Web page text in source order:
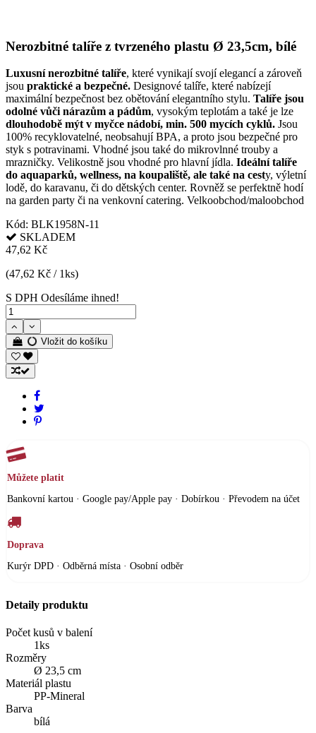
Nerozbitné talíře z tvrzeného plastu Ø 23,5cm, bílé
Luxusní nerozbitné talíře, které vynikají svojí elegancí a zároveň
jsou praktické a bezpečné. Designové talíře, které nabízejí
maximální bezpečnost bez obětování elegantního stylu. Talíře jsou
odolné vůči nárazům a pádům, vysokým teplotám a také je lze
dlouhodobě mýt v myčce nádobí, min. 500 mycích cyklů. Jsou
100% recyklovatelné, neobsahují BPA, a proto jsou bezpečné pro
styk s potravinami. Vhodné jsou také do mikrovlnné trouby a
mrazničky. Velikostně jsou vhodné pro hlavní jídla. Ideální talíře
do aquaparků, wellness, na koupaliště, ale také na cesty, výletní
lodě, do karavanu, či do dětských center. Rovněž se perfektně hodí
na garden party či na venkovní catering. Velkoobchod/maloobchod
Kód: BLK1958N-11
SKLADEM
47,62 Kč
(47,62 Kč / 1ks)
S DPH Odesíláme ihned!
Vložit do košíku
Můžete platit
Bankovní kartou · Google pay/Apple pay · Dobírkou · Převodem na účet
Doprava
Kurýr DPD · Odběrná místa · Osobní odběr
Detaily produktu
Počet kusů v balení
1ks
Rozměry
Ø 23,5 cm
Materiál plastu
PP-Mineral
Barva
bílá